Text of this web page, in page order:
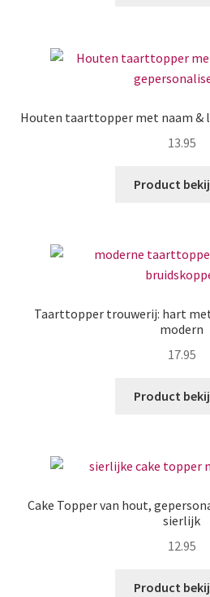
Houten taarttopper met naam &
13.95
Product
Taarttopper trouwerij: hart
modern
17.95
Product
Cake Topper van hout,
sierlijk
12.95
Product